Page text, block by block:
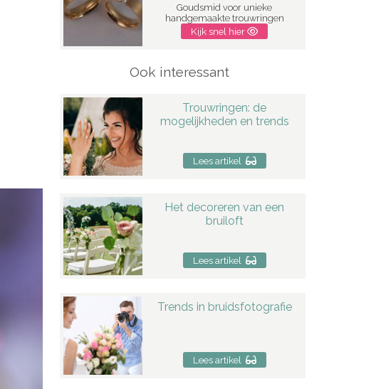
Goudsmid voor unieke
handgemaakte trouwringen
Kijk snel hier
Ook interessant
Trouwringen: de
mogelijkheden en trends
Lees artikel
Het decoreren van een
bruiloft
Lees artikel
Trends in bruidsfotografie
Lees artikel